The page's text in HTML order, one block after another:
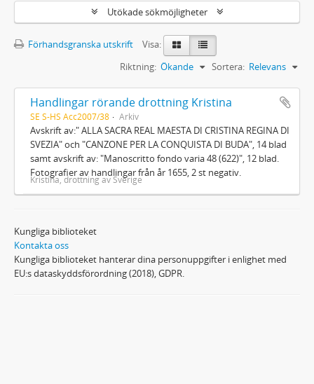
Utökade sökmöjligheter
Förhandsgranska utskrift
Visa:
Sortera: Relevans
Riktning: Ökande
Handlingar rörande drottning Kristina
SE S-HS Acc2007/38 Arkiv
Avskrift av:" ALLA SACRA REAL MAESTA DI CRISTINA REGINA DI
SVEZIA" och "CANZONE PER LA CONQUISTA DI BUDA", 14 blad
samt avskrift av: "Manoscritto fondo varia 48 (622)", 12 blad.
Fotografier av handlingar från år 1655, 2 st negativ.
Kristina, drottning av Sverige
Kungliga biblioteket
Kontakta oss
Kungliga biblioteket hanterar dina personuppgifter i enlighet med
EU:s dataskyddsförordning (2018), GDPR.